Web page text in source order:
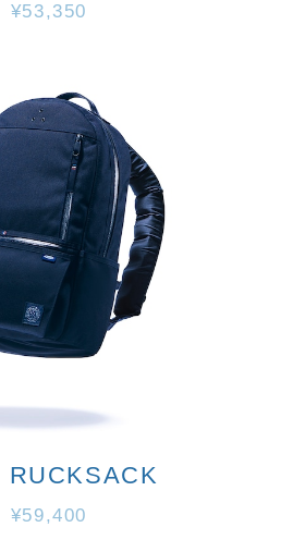
¥53,350
RUCKSACK
¥59,400